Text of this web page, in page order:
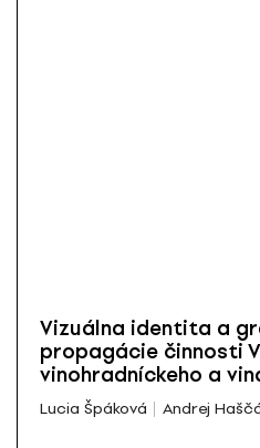
Vizuálna identita a
propagácie činnosti
vinohradníckeho a
Lucia Špáková Andrej